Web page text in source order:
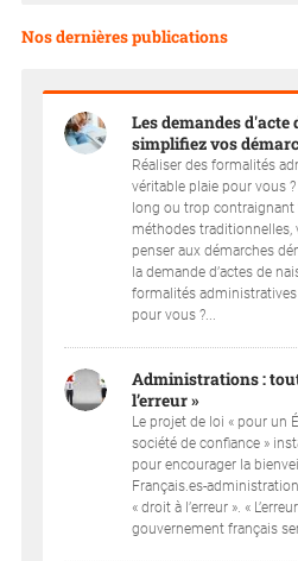
Nos dernières publications
Les demandes d'acte
simplifiez vos
Réaliser des formalités
véritable plaie pour vous
long ou trop contraignant
méthodes
penser aux démarches
la demande d’actes de
formalités
pour vous ?...
Administrations :
l’erreur »
Le projet de loi « pour un
société de confiance »
pour encourager la
Français.es-
« droit à l’erreur ». «
gouvernement français